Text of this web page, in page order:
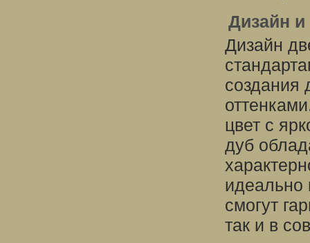
Дизайн и
Дизайн
создания
цвет с
дуб
идеально
смогут
так и в